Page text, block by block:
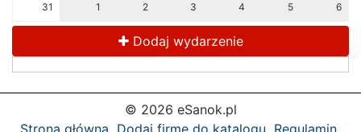
31 1 2 3 4 5 6
Dodaj wydarzenie
© 2026 eSanok.pl